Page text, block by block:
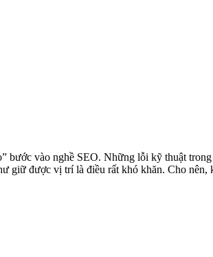
bước vào nghề SEO. Những lỗi kỹ thuật
giữ được vị trí là điều rất khó khăn. Cho nên,